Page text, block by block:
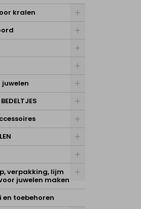
kralen
verpakking, lijm
juwelen maken
en toebehoren